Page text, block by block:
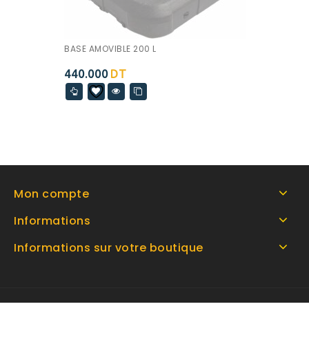
BASE AMOVIBLE 200 L
440.000 DT
Mon compte
Informations
Informations sur votre boutique